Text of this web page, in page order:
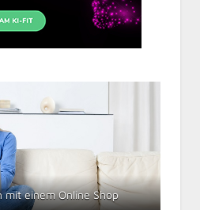
mit einem Online Shop